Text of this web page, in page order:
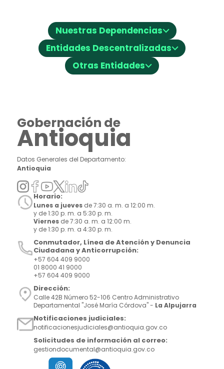
Nuestras Dependencias⌵
Entidades Descentralizadas⌵
Otras Entidades⌵
Gobernación de
Antioquia
Datos Generales del Departamento:
Antioquia
Horario:
Lunes a jueves de 7:30 a. m. a 12:00 m.
y de 1:30 p. m. a 5:30 p. m.
Viernes de 7:30 a. m. a 12:00 m.
y de 1:30 p. m. a 4:30 p. m.
Conmutador, Línea de Atención y Denuncia
Ciudadana y Anticorrupción:
+57 604 409 9000
01 8000 41 9000
+57 604 409 9000
Dirección:
Calle 42B Número 52-106 Centro Administrativo
Departamental "José María Córdova" - La Alpujarra
Notificaciones judiciales:
notificacionesjudiciales@antioquia.gov.co
Solicitudes de información al correo:
gestiondocumental@antioquia.gov.co